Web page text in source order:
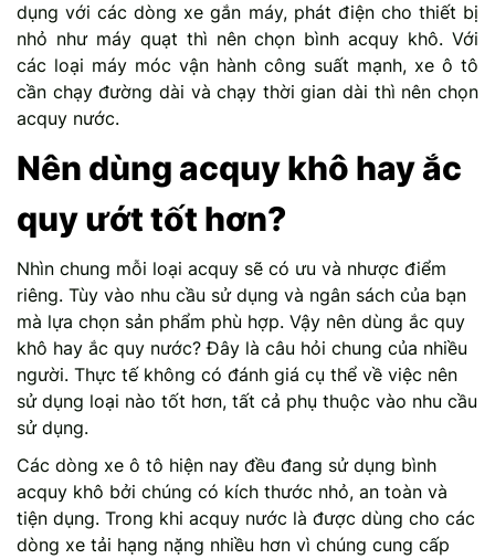
dụng với các dòng xe gắn máy, phát điện cho thiết bị
nhỏ như máy quạt thì nên chọn bình acquy khô. Với
các loại máy móc vận hành công suất mạnh, xe ô tô
cần chạy đường dài và chạy thời gian dài thì nên chọn
acquy nước.
Nên dùng acquy khô hay ắc
quy ướt tốt hơn?
Nhìn chung mỗi loại acquy sẽ có ưu và nhược điểm
riêng. Tùy vào nhu cầu sử dụng và ngân sách của bạn
mà lựa chọn sản phẩm phù hợp. Vậy nên dùng ắc quy
khô hay ắc quy nước? Đây là câu hỏi chung của nhiều
người. Thực tế không có đánh giá cụ thể về việc nên
sử dụng loại nào tốt hơn, tất cả phụ thuộc vào nhu cầu
sử dụng.
Các dòng xe ô tô hiện nay đều đang sử dụng bình
acquy khô bởi chúng có kích thước nhỏ, an toàn và
tiện dụng. Trong khi acquy nước là được dùng cho các
dòng xe tải hạng nặng nhiều hơn vì chúng cung cấp